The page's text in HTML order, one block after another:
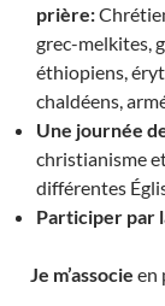
prière:
grec-melkites,
éthiopiens,
chaldéens,
Une journée
christianisme
différentes
Participer par
Je m’associe en